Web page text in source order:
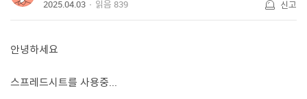
2025.04.03 읽음 839 신고
안녕하세요
스프레드시트를 사용중...